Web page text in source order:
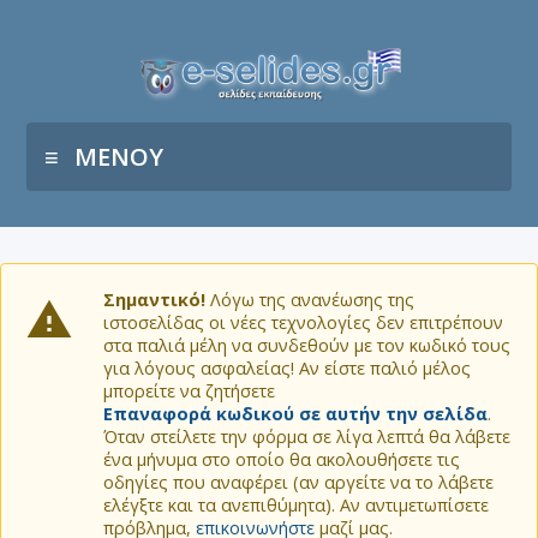
ΜΕΝΟΥ
Σημαντικό! Λόγω της ανανέωσης της
ιστοσελίδας οι νέες τεχνολογίες δεν επιτρέπουν
στα παλιά μέλη να συνδεθούν με τον κωδικό τους
για λόγους ασφαλείας! Αν είστε παλιό μέλος
μπορείτε να ζητήσετε
Επαναφορά κωδικού σε αυτήν την σελίδα.
Όταν στείλετε την φόρμα σε λίγα λεπτά θα λάβετε
ένα μήνυμα στο οποίο θα ακολουθήσετε τις
οδηγίες που αναφέρει (αν αργείτε να το λάβετε
ελέγξτε και τα ανεπιθύμητα). Αν αντιμετωπίσετε
πρόβλημα, επικοινωνήστε μαζί μας.